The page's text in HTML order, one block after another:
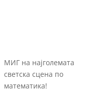
МИГ на најголемата
светска сцена по
математика!